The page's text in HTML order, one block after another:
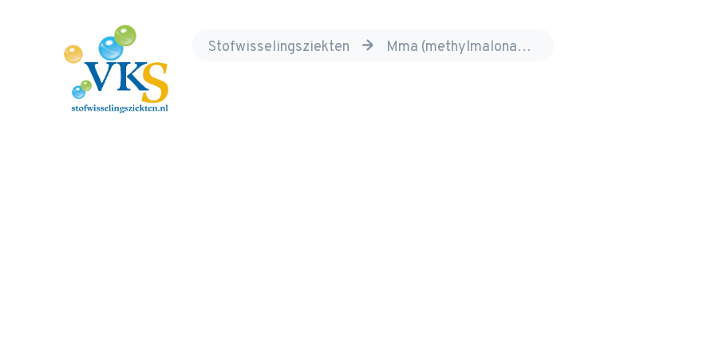
Volwassenen, Kinderen en Stofwisselingsziekten
Stofwisselingsziekten
mma (methylmalonacidurie)